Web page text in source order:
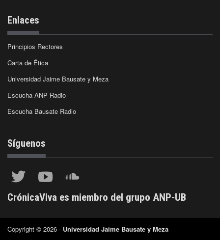
Enlaces
Principios Rectores
Carta de Ética
Universidad Jaime Bausate y Meza
Escucha ANP Radio
Escucha Bausate Radio
Síguenos
CrónicaViva es miembro del grupo ANP-UB
Copyright © 2026 - Universidad Jaime Bausate y Meza